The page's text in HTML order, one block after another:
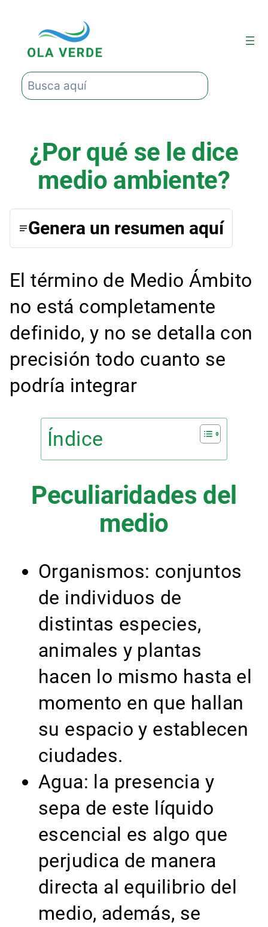
contenido
Buscar
¿Por qué se le dice
medio ambiente?
Genera un resumen aquí
El término de Medio Ámbito
no está completamente
definido, y no se detalla con
precisión todo cuanto se
podría integrar
Índice
Peculiaridades del
medio
Organismos: conjuntos
de individuos de
distintas especies,
animales y plantas
hacen lo mismo hasta el
momento en que hallan
su espacio y establecen
ciudades.
Agua: la presencia y
sepa de este líquido
escencial es algo que
perjudica de manera
directa al equilibrio del
medio, además, se